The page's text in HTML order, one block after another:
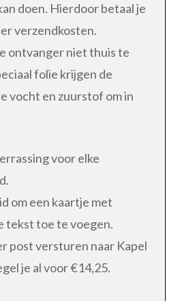
doen. Hierdoor betaal je
verzendkosten.
ontvanger niet thuis te
folie krijgen de
vocht en zuurstof om in
voor elke
om een kaartje met
tekst toe te voegen.
post versturen naar Kapel
je al voor €14,25.